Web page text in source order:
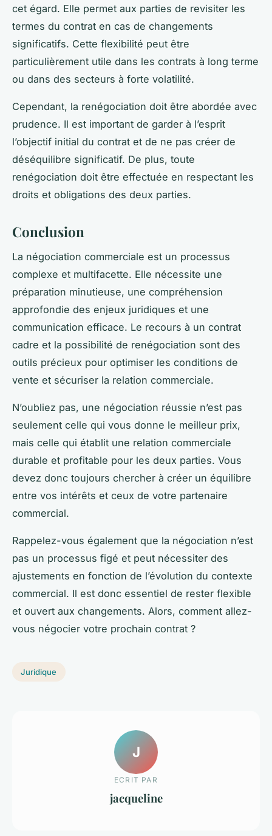
cet égard. Elle permet aux parties de revisiter les
termes du contrat en cas de changements
significatifs. Cette flexibilité peut être
particulièrement utile dans les contrats à long terme
ou dans des secteurs à forte volatilité.
Cependant, la renégociation doit être abordée avec
prudence. Il est important de garder à l’esprit
l’objectif initial du contrat et de ne pas créer de
déséquilibre significatif. De plus, toute
renégociation doit être effectuée en respectant les
droits et obligations des deux parties.
Conclusion
La négociation commerciale est un processus
complexe et multifacette. Elle nécessite une
préparation minutieuse, une compréhension
approfondie des enjeux juridiques et une
communication efficace. Le recours à un contrat
cadre et la possibilité de renégociation sont des
outils précieux pour optimiser les conditions de
vente et sécuriser la relation commerciale.
N’oubliez pas, une négociation réussie n’est pas
seulement celle qui vous donne le meilleur prix,
mais celle qui établit une relation commerciale
durable et profitable pour les deux parties. Vous
devez donc toujours chercher à créer un équilibre
entre vos intérêts et ceux de votre partenaire
commercial.
Rappelez-vous également que la négociation n’est
pas un processus figé et peut nécessiter des
ajustements en fonction de l’évolution du contexte
commercial. Il est donc essentiel de rester flexible
et ouvert aux changements. Alors, comment allez-
vous négocier votre prochain contrat ?
Juridique
J
ECRIT PAR
jacqueline